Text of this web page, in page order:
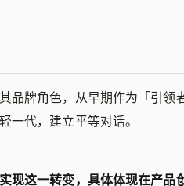
品牌角色，从早期作为「引领
一代，建立平等对话。
现这一转变，具体体现在产品